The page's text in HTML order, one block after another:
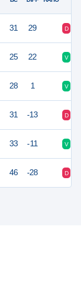
31 29 D
25 22 V
28 1 V
31 -13 D
33 -11 V
46 -28 D